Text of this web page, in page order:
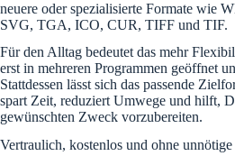
neuere oder spezialisierte Formate wie
SVG, TGA, ICO, CUR, TIFF und TIF.
Für den Alltag bedeutet das mehr
erst in mehreren Programmen geöffnet
Stattdessen lässt sich das passende
spart Zeit, reduziert Umwege und hilft,
gewünschten Zweck vorzubereiten.
Vertraulich, kostenlos und ohne